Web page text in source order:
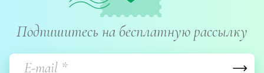
Подпишитесь на бесплатную рассылку